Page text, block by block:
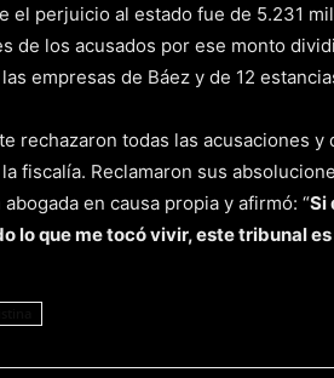
el perjuicio al estado fue de 5.231
de los acusados por ese monto
empresas de Báez y de 12
rechazaron todas las acusaciones
fiscalía. Reclamaron sus
en causa propia y afirmó: “Si
lo que me tocó vivir, este tribunal